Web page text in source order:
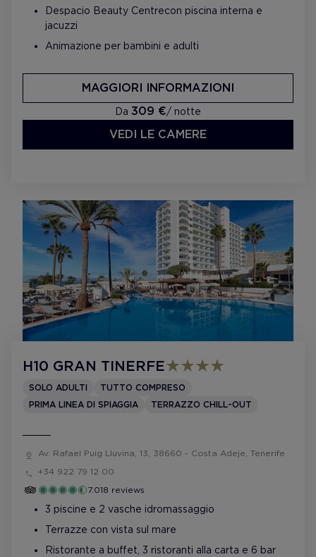
Despacio Beauty Centre con piscina interna e
jacuzzi
Animazione per bambini e adulti
Da 309 €/ notte
MAGGIORI INFORMAZIONI
VEDI LE CAMERE
H10 GRAN TINERFE
SOLO ADULTI
TUTTO COMPRESO
PRIMA LINEA DI SPIAGGIA
TERRAZZO CHILL-OUT
Av. Rafael Puig Lluvina, 13, 38660 - Costa Adeje, Tenerife
+34 922 79 12 00
7.018 reviews
3 piscine e 2 vasche idromassaggio
Terrazze con vista sul mare
Ristorante a buffet, 3 ristoranti alla carta e 6 bar